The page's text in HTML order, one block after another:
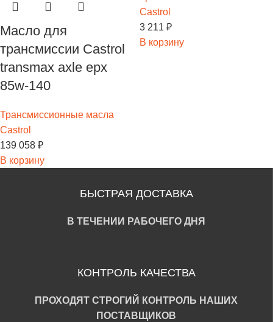
Масло для
трансмиссии Castrol
transmax axle epx
85w-140
Трансмиссионные масла
Castrol
139 058 ₽
В корзину
Castrol
3 211 ₽
В корзину
БЫСТРАЯ ДОСТАВКА
В ТЕЧЕНИИ РАБОЧЕГО ДНЯ
КОНТРОЛЬ КАЧЕСТВА
ПРОХОДЯТ СТРОГИЙ КОНТРОЛЬ НАШИХ
ПОСТАВЩИКОВ